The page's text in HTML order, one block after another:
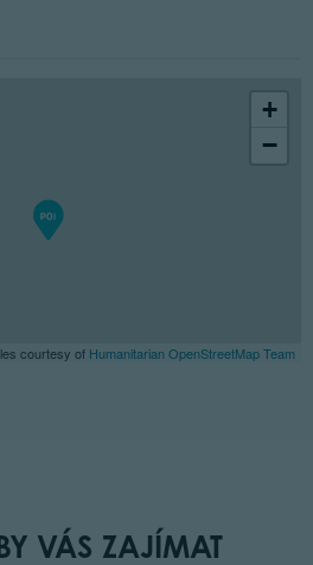
+
−
courtesy of Humanitarian OpenStreetMap Team
VÁS ZAJÍMAT